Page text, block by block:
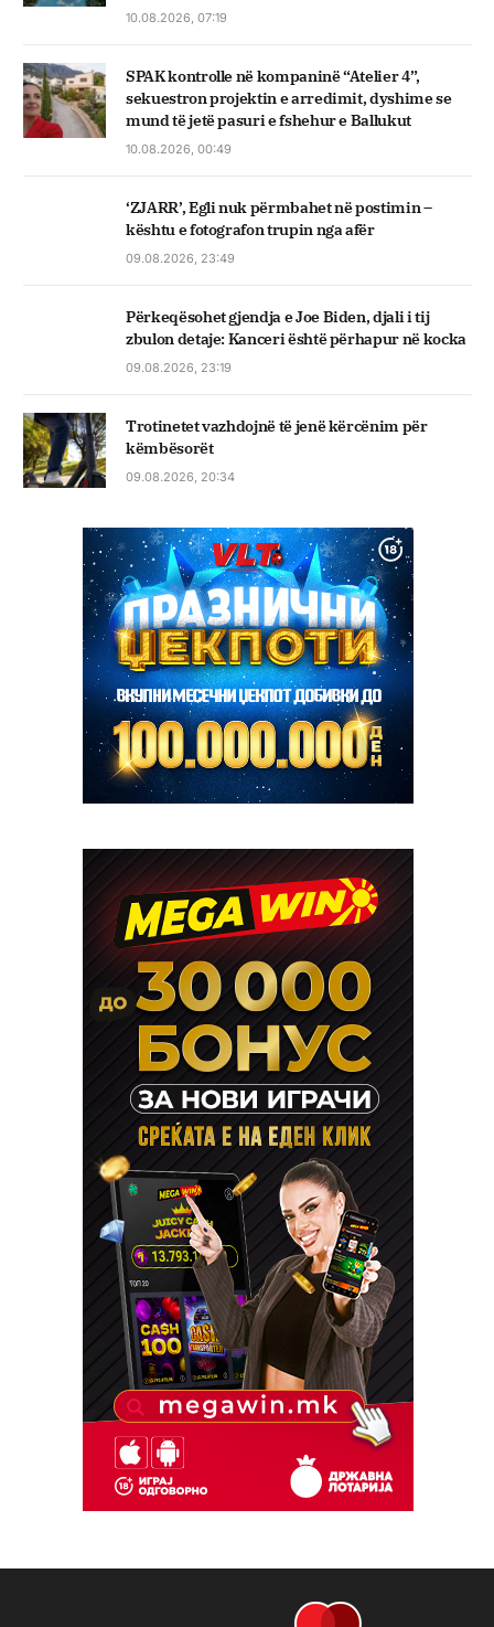
10.08.2026, 07:19
SPAK kontrolle në kompaninë “Atelier 4”,
sekuestron projektin e arredimit, dyshime se
mund të jetë pasuri e fshehur e Ballukut
10.08.2026, 00:49
‘ZJARR’, Egli nuk përmbahet në postimin –
kështu e fotografon trupin nga afër
09.08.2026, 23:49
Përkeqësohet gjendja e Joe Biden, djali i tij
zbulon detaje: Kanceri është përhapur në kocka
09.08.2026, 23:19
Trotinetet vazhdojnë të jenë kërcënim për
këmbësorët
09.08.2026, 20:34